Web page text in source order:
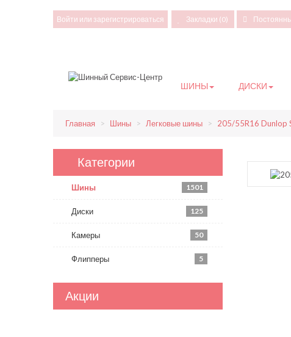
Войти или зарегистрироваться Закладки (0)
ШИНЫ ДИСКИ
Главная Шины Легковые шины 205/55R16 Dunlop
Категории
Шины 1501
Диски 125
Камеры 50
Флипперы 5
Акции